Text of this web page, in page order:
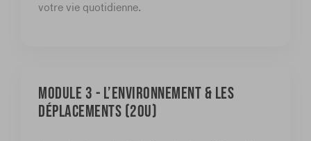
votre vie quotidienne.
Module 3 - L’environnement & les
déplacements (20u)